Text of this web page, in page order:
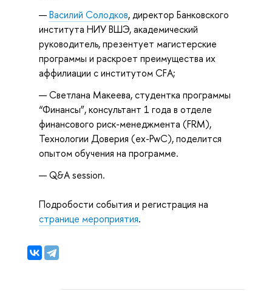
Василий Солодков, директор Банковского
института НИУ ВШЭ, академический
руководитель, презентует магистерские
программы и раскроет преимущества их
аффилиации с институтом CFA;
Светлана Макеева, студентка программы
“Финансы”, консультант 1 года в отделе
финансового риск-менеджмента (FRM),
Технологии Доверия (ex-PwC), поделится
опытом обучения на программе.
Q&A session.
Подробости события и регистрация на
странице мероприятия.